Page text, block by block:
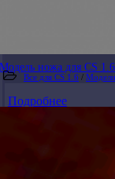
Модель ножа для CS
Все для CS 1.6 /
Подробнее